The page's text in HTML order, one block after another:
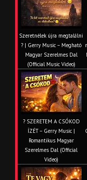
Szeretnélek újra megtalálni
? | Gerry Music – Megható
Magyar Szerelmes Dal
(Official Music Video)
? SZERETEM A CSÓKOD
ÍZÉT – Gerry Music |
Romantikus Magyar
Szerelmes Dal (Official
Video)